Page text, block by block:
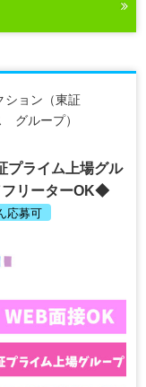
ション（東証
グループ）
プライム上場グル
フリーターOK◆
応募可